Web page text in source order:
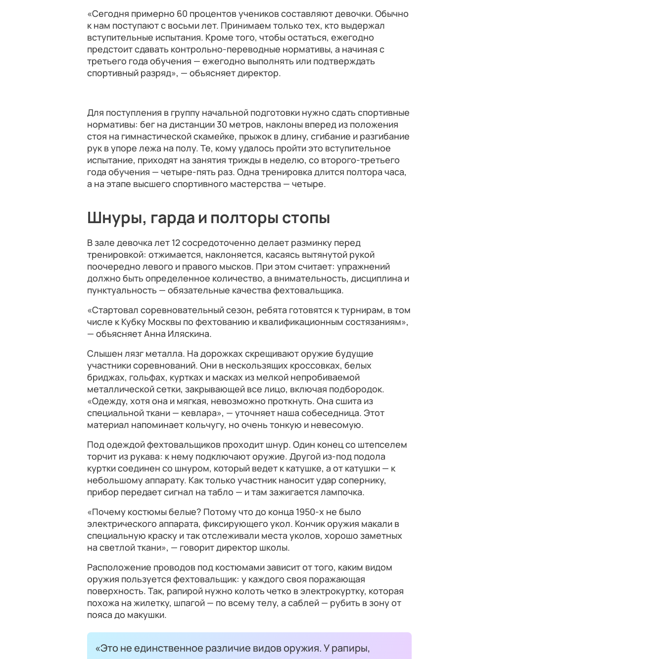
«Сегодня примерно 60 процентов учеников составляют девочки. Обычно
к нам поступают с восьми лет. Принимаем только тех, кто выдержал
вступительные испытания. Кроме того, чтобы остаться, ежегодно
предстоит сдавать контрольно-переводные нормативы, а начиная с
третьего года обучения — ежегодно выполнять или подтверждать
спортивный разряд», — объясняет директор.
Для поступления в группу начальной подготовки нужно сдать спортивные
нормативы: бег на дистанции 30 метров, наклоны вперед из положения
стоя на гимнастической скамейке, прыжок в длину, сгибание и разгибание
рук в упоре лежа на полу. Те, кому удалось пройти это вступительное
испытание, приходят на занятия трижды в неделю, со второго-третьего
года обучения — четыре-пять раз. Одна тренировка длится полтора часа,
а на этапе высшего спортивного мастерства — четыре.
Шнуры, гарда и полторы стопы
В зале девочка лет 12 сосредоточенно делает разминку перед
тренировкой: отжимается, наклоняется, касаясь вытянутой рукой
поочередно левого и правого мысков. При этом считает: упражнений
должно быть определенное количество, а внимательность, дисциплина и
пунктуальность — обязательные качества фехтовальщика.
«Стартовал соревновательный сезон, ребята готовятся к турнирам, в том
числе к Кубку Москвы по фехтованию и квалификационным состязаниям»,
— объясняет Анна Иляскина.
Слышен лязг металла. На дорожках скрещивают оружие будущие
участники соревнований. Они в нескользящих кроссовках, белых
бриджах, гольфах, куртках и масках из мелкой непробиваемой
металлической сетки, закрывающей все лицо, включая подбородок.
«Одежду, хотя она и мягкая, невозможно проткнуть. Она сшита из
специальной ткани — кевлара», — уточняет наша собеседница. Этот
материал напоминает кольчугу, но очень тонкую и невесомую.
Под одеждой фехтовальщиков проходит шнур. Один конец со штепселем
торчит из рукава: к нему подключают оружие. Другой из-под подола
куртки соединен со шнуром, который ведет к катушке, а от катушки — к
небольшому аппарату. Как только участник наносит удар сопернику,
прибор передает сигнал на табло — и там зажигается лампочка.
«Почему костюмы белые? Потому что до конца 1950-х не было
электрического аппарата, фиксирующего укол. Кончик оружия макали в
специальную краску и так отслеживали места уколов, хорошо заметных
на светлой ткани», — говорит директор школы.
Расположение проводов под костюмами зависит от того, каким видом
оружия пользуется фехтовальщик: у каждого своя поражающая
поверхность. Так, рапирой нужно колоть четко в электрокуртку, которая
похожа на жилетку, шпагой — по всему телу, а саблей — рубить в зону от
пояса до макушки.
«Это не единственное различие видов оружия. У рапиры,